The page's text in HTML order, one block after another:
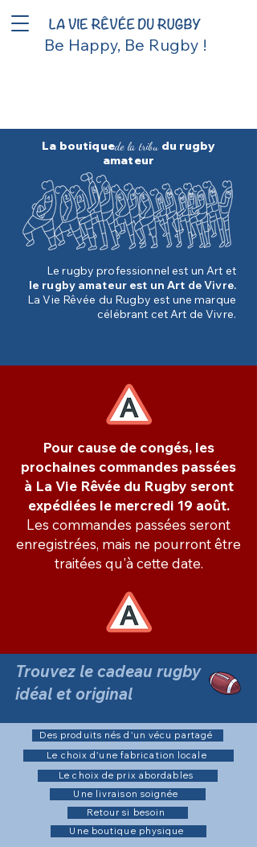
Be Happy, Be Rugby !
Le rugby professionnel est un Art et
le rugby amateur est un Art de Vivre.
La Vie Rêvée du Rugby est une marque
célébrant cet Art de Vivre.
La boutiquede la tribudu rugby
amateur
Pour cause de congés, les
prochaines commandes passées
à La Vie Rêvée du Rugby seront
expédiées le mercredi 19 août.
Les commandes passées seront
enregistrées, mais ne pourront être
traitées qu'à cette date.
Trouvez le cadeau rugby
idéal et original
Des produits nés d'un vécu partagé
Le choix d'une fabrication locale
Le choix de prix abordables
Une livraison soignée
Retour si besoin
Une boutique physique